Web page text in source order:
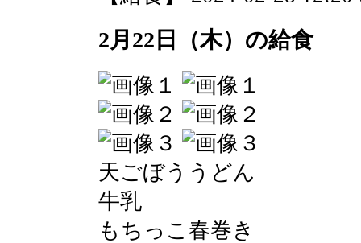
2月22日（木）の給食
天ごぼううどん
牛乳
もちっこ春巻き